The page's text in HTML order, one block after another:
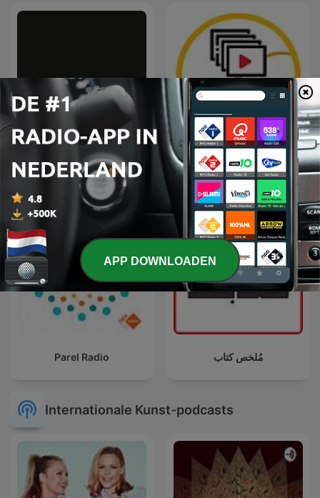
In het Rijksmuseum Middagvervolgverhaal
Parel Radio مُلخص كتاب
Internationale Kunst-podcasts
APP DOWNLOADEN